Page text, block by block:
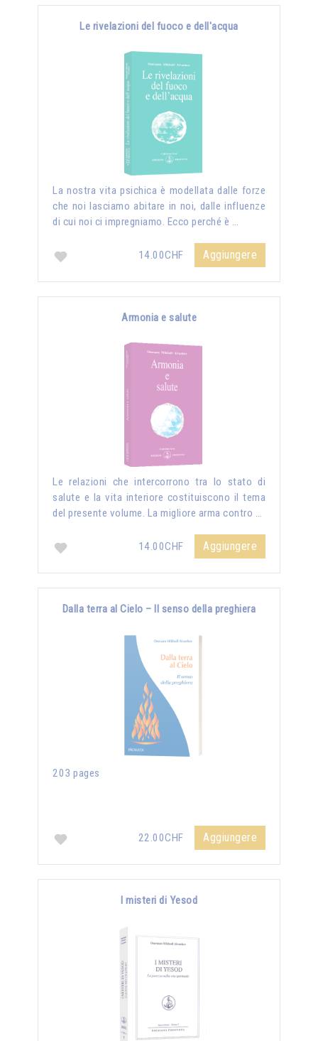
Le rivelazioni del fuoco e dell'acqua
La nostra vita psichica è modellata dalle forze
che noi lasciamo abitare in noi, dalle influenze
di cui noi ci impregniamo. Ecco perché è …
14.00CHF Aggiungere
Armonia e salute
Le relazioni che intercorrono tra lo stato di
salute e la vita interiore costituiscono il tema
del presente volume. La migliore arma contro …
14.00CHF Aggiungere
Dalla terra al Cielo – Il senso della preghiera
203 pages
22.00CHF Aggiungere
I misteri di Yesod